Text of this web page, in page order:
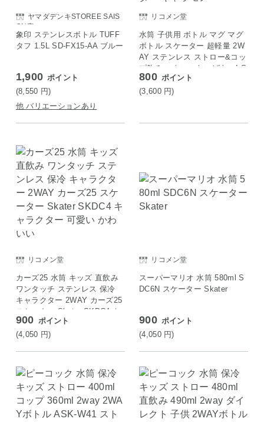
ヤマダデンキSTOREE SAIS
ON店
象印 ステンレスボトル TUFF
タフ 1.5L SD-FX15-AA ブルー
1,900 ポイント
(8,550 円)
他 バリエーションあり
リコメン堂
水筒 子供用 ボトル マグ マグ
ボトル スケーター 超軽量 2W
AY ステンレス ストロー&コッ
プ飲み いないいないばあつ! S
KCP3 学校 遠足 保育園 幼稚
園 キャラ キャラクター キャ
800 ポイント
(3,600 円)
リコメン堂
カーズ25 水筒 キッズ 直飲み
ワンタッチ ステンレス 保冷
キャラクター 2WAY カーズ25
スケーター Skater SKDC4 キ
ャラクター 可愛い かわいい
900 ポイント
(4,050 円)
リコメン堂
スーパーマリオ 水筒 580ml S
DC6N スケーター Skater
900 ポイント
(4,050 円)